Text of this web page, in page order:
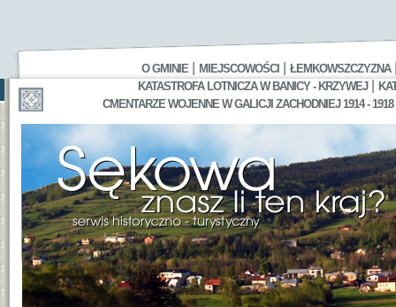
O GMINIE MIEJSCOWOŚCI ŁEMKOWSZCZYZNA
KATASTROFA LOTNICZA W BANICY - KRZYWEJ|
CMENTARZE WOJENNE W GALICJI ZACHODNIEJ 1914 - 1918